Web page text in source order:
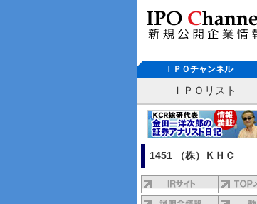
ＩＰＯチャンネル
ＩＰＯリスト
1451 （株）ＫＨＣ